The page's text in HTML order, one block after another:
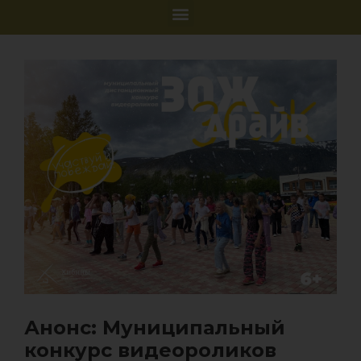
Анонс: Муниципальный
конкурс видеороликов